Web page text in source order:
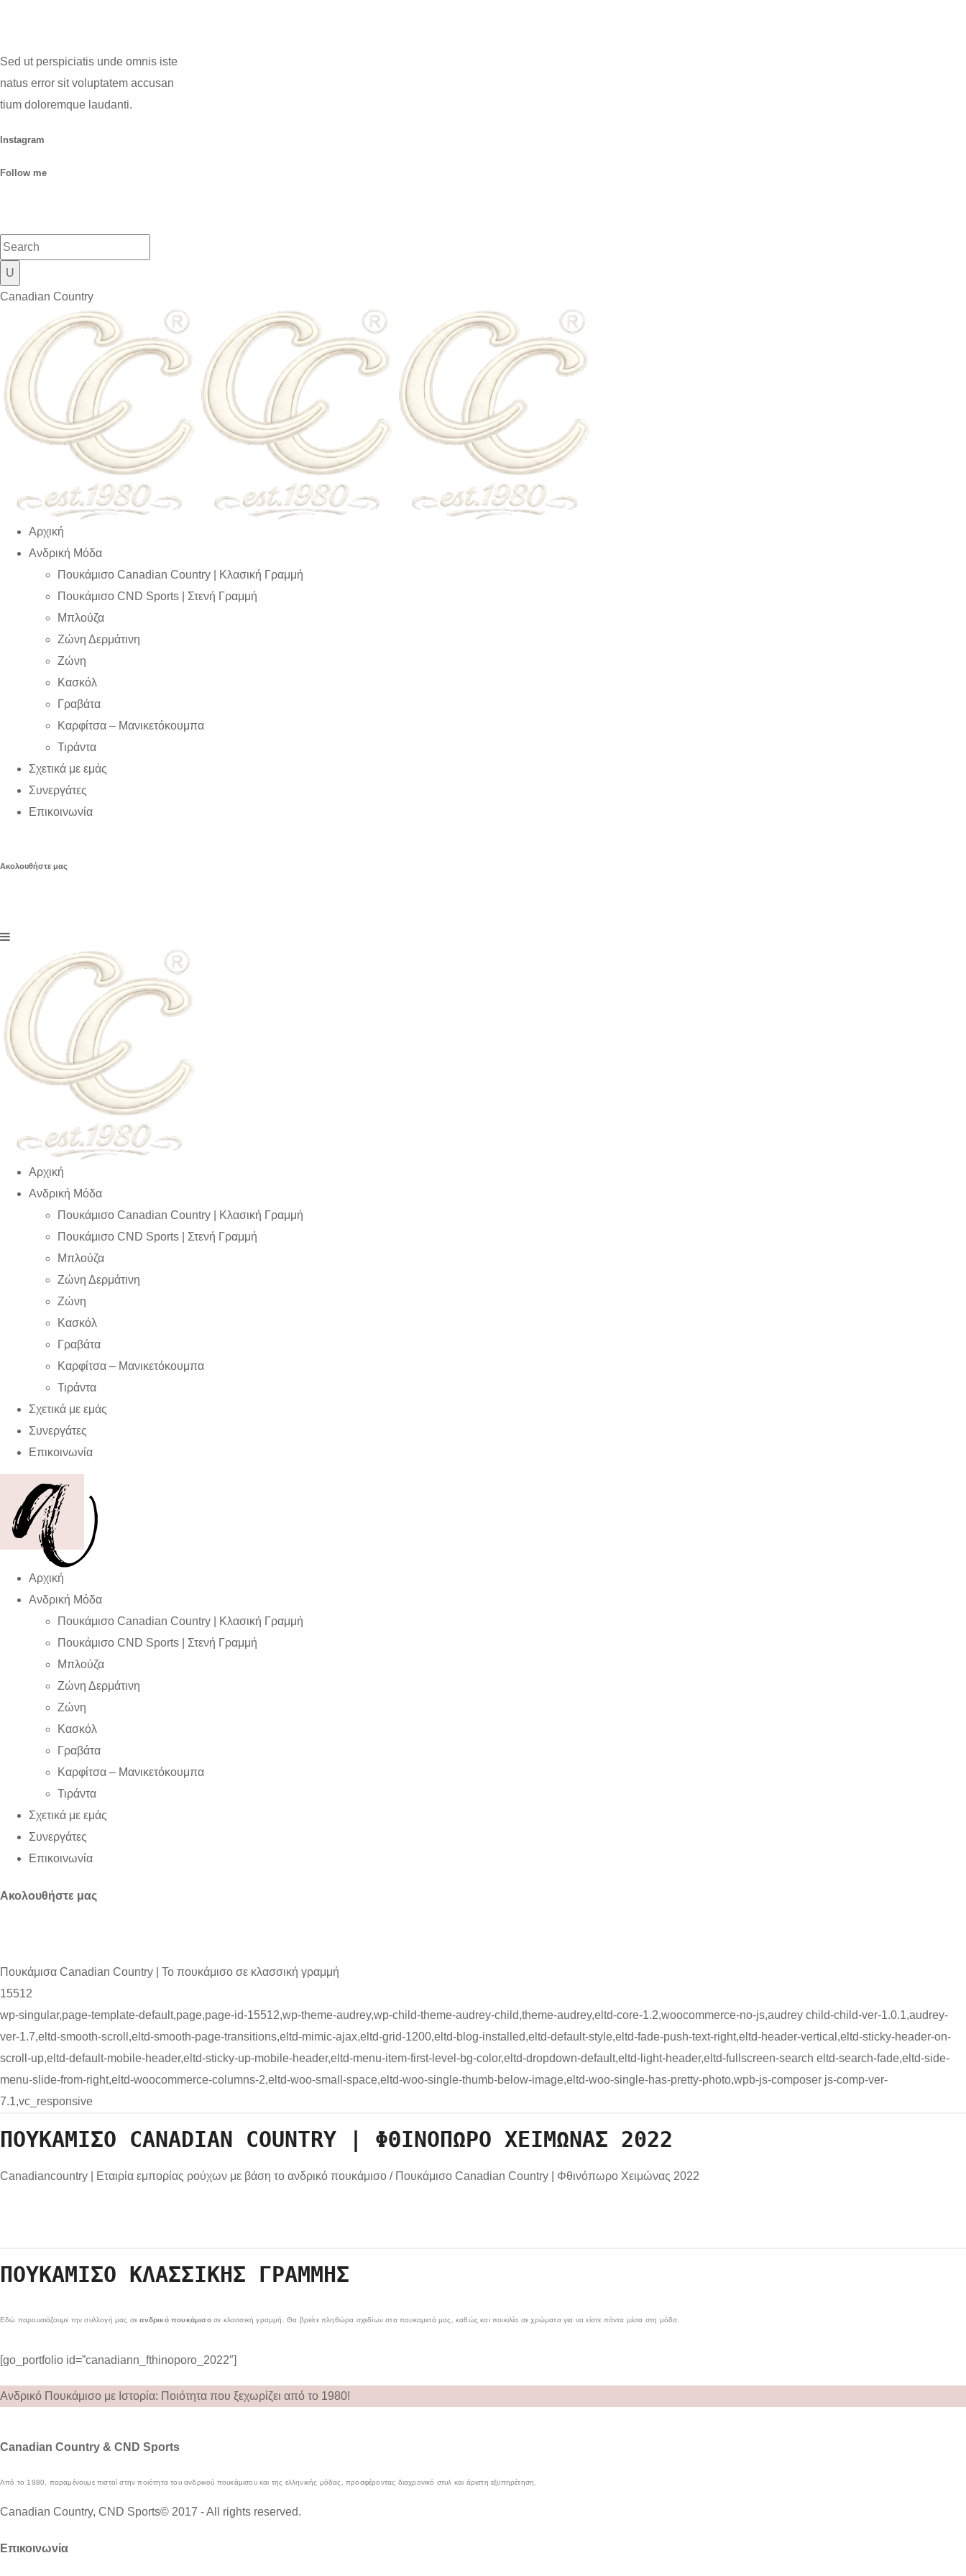
Sed ut perspiciatis unde omnis iste
natus error sit voluptatem accusan
tium doloremque laudanti.
Instagram
Follow me
Canadian Country
Αρχική
Ανδρική Μόδα
Πουκάμισο Canadian Country | Kλασική Γραμμή
Πουκάμισο CND Sports | Στενή Γραμμή
Μπλούζα
Ζώνη Δερμάτινη
Ζώνη
Κασκόλ
Γραβάτα
Καρφίτσα – Μανικετόκουμπα
Τιράντα
Σχετικά με εμάς
Συνεργάτες
Επικοινωνία
Ακολουθήστε μας
Αρχική
Ανδρική Μόδα
Πουκάμισο Canadian Country | Kλασική Γραμμή
Πουκάμισο CND Sports | Στενή Γραμμή
Μπλούζα
Ζώνη Δερμάτινη
Ζώνη
Κασκόλ
Γραβάτα
Καρφίτσα – Μανικετόκουμπα
Τιράντα
Σχετικά με εμάς
Συνεργάτες
Επικοινωνία
Αρχική
Ανδρική Μόδα
Πουκάμισο Canadian Country | Kλασική Γραμμή
Πουκάμισο CND Sports | Στενή Γραμμή
Μπλούζα
Ζώνη Δερμάτινη
Ζώνη
Κασκόλ
Γραβάτα
Καρφίτσα – Μανικετόκουμπα
Τιράντα
Σχετικά με εμάς
Συνεργάτες
Επικοινωνία
Ακολουθήστε μας
Πουκάμισα Canadian Country | Το πουκάμισο σε κλασσική γραμμή
15512
wp-singular,page-template-default,page,page-id-15512,wp-theme-audrey,wp-child-theme-audrey-child,theme-audrey,eltd-core-1.2,woocommerce-no-js,audrey child-child-ver-1.0.1,audrey-
ver-1.7,eltd-smooth-scroll,eltd-smooth-page-transitions,eltd-mimic-ajax,eltd-grid-1200,eltd-blog-installed,eltd-default-style,eltd-fade-push-text-right,eltd-header-vertical,eltd-sticky-header-on-
scroll-up,eltd-default-mobile-header,eltd-sticky-up-mobile-header,eltd-menu-item-first-level-bg-color,eltd-dropdown-default,eltd-light-header,eltd-fullscreen-search eltd-search-fade,eltd-side-
menu-slide-from-right,eltd-woocommerce-columns-2,eltd-woo-small-space,eltd-woo-single-thumb-below-image,eltd-woo-single-has-pretty-photo,wpb-js-composer js-comp-ver-
7.1,vc_responsive
ΠΟΥΚΆΜΙΣΟ CANADIAN COUNTRY | ΦΘΙΝΌΠΩΡΟ ΧΕΙΜΏΝΑΣ 2022
Canadiancountry | Εταιρία εμπορίας ρούχων με βάση το ανδρικό πουκάμισο / Πουκάμισο Canadian Country | Φθινόπωρο Χειμώνας 2022
ΠΟΥΚΆΜΙΣΟ ΚΛΑΣΣΙΚΉΣ ΓΡΑΜΜΉΣ
Εδώ παρουσιάζουμε την συλλογή μας σεανδρικό πουκάμισοσε κλασσική γραμμή. Θα βρείτε πληθώρα σχεδίων στα πουκαμισά μας, καθώς και ποικιλία σε χρώματα για να είστε πάντα μέσα στη μόδα.
[go_portfolio id=”canadiann_fthinoporo_2022″]
Ανδρικό Πουκάμισο με Ιστορία: Ποιότητα που ξεχωρίζει από το 1980!
Canadian Country & CND Sports
Από το 1980, παραμένουμε πιστοί στην ποιότητα του ανδρικού πουκάμισου και της ελληνικής μόδας, προσφέροντας διαχρονικό στυλ και άριστη εξυπηρέτηση.
Canadian Country, CND Sports© 2017 - All rights reserved.
Επικοινωνία